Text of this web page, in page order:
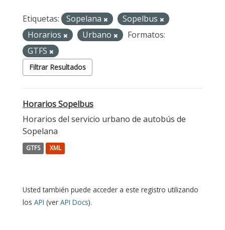
Etiquetas: Sopelana
Sopelbus
Horarios
Urbano
Formatos:
GTFS
Filtrar Resultados
Horarios Sopelbus
Horarios del servicio urbano de autobús de
Sopelana
GTFS XML
Usted también puede acceder a este registro utilizando
los API (ver API Docs).